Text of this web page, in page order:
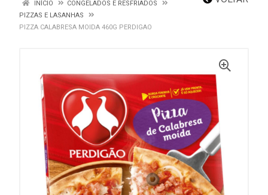
INÍCIO
CONGELADOS E RESFRIADOS
PIZZAS E LASANHAS
PIZZA CALABRESA MOIDA 460G PERDIGAO